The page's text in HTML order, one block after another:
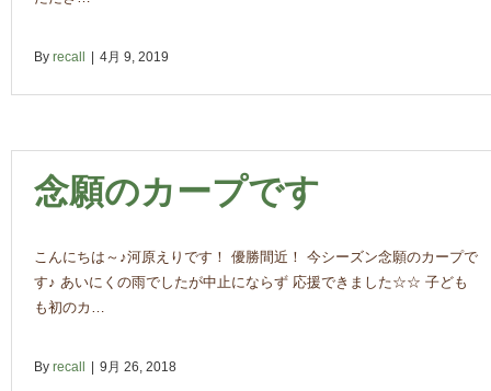
By recall 4月 9, 2019
念願のカープです
こんにちは～♪河原えりです！ 優勝間近！ 今シーズン念願のカープで
す♪ あいにくの雨でしたが中止にならず 応援できました☆☆ 子ども
も初のカ…
By recall 9月 26, 2018